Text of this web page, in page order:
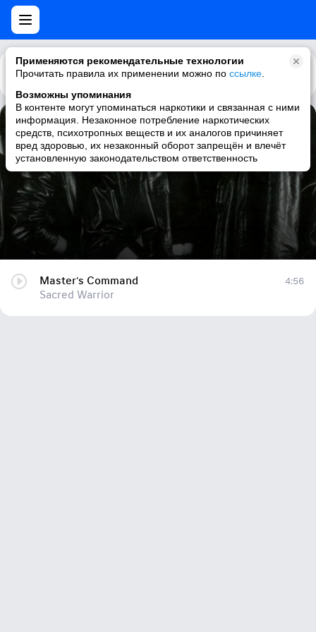
Применяются рекомендательные технологии
Прочитать правила их применении можно по ссылке
Возможны упоминания
В контенте могут упоминаться наркотики и связанная с ними
информация. Незаконное потребление наркотических
средств, психотропных веществ и их аналогов причиняет
вред здоровью, их незаконный оборот запрещён и влечёт
установленную законодательством ответственность
Каталог Рекомендации
Master's Command
Sacred Warrior
Master's Command
Sacred Warrior
4:56